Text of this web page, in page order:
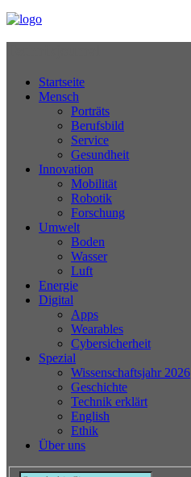
Startseite
Mensch
Porträts
Berufsbild
Service
Gesundheit
Innovation
Mobilität
Robotik
Forschung
Umwelt
Boden
Wasser
Luft
Energie
Digital
Apps
Wearables
Cybersicherheit
Spezial
Wissenschaftsjahr 2026
Geschichte
Technik erklärt
English
Ethik
Über uns